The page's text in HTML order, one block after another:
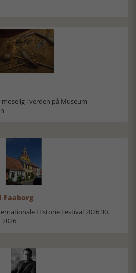
i verden på Museum
Faaborg
Historie Festival 2026 30.
2026